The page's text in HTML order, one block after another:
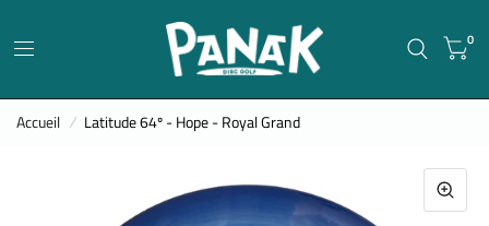
0
Accueil / Latitude 64º - Hope - Royal Grand